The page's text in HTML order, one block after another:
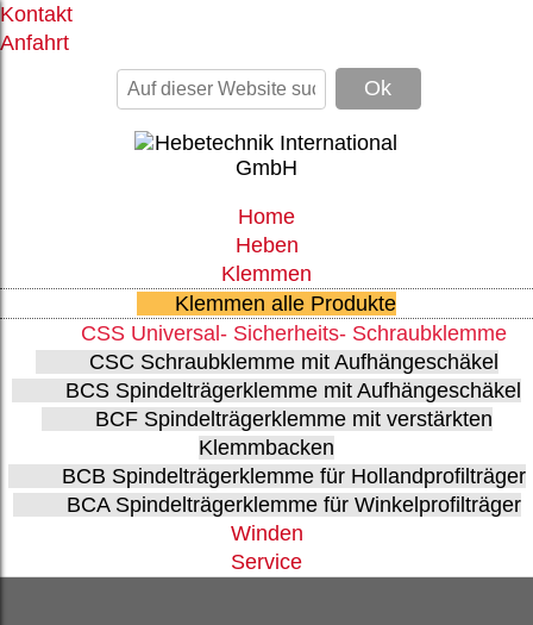
Kontakt
Anfahrt
Home
Heben
Klemmen
Klemmen alle Produkte
CSS Universal- Sicherheits- Schraubklemme
CSC Schraubklemme mit Aufhängeschäkel
BCS Spindelträgerklemme mit Aufhängeschäkel
BCF Spindelträgerklemme mit verstärkten
Klemmbacken
BCB Spindelträgerklemme für Hollandprofilträger
BCA Spindelträgerklemme für Winkelprofilträger
Winden
Service